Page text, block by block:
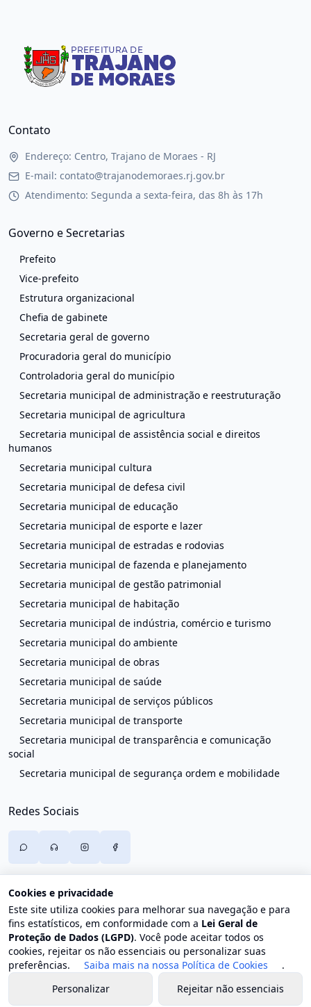
Contato
Endereço: Centro, Trajano de Moraes - RJ
E-mail: contato@trajanodemoraes.rj.gov.br
Atendimento: Segunda a sexta-feira, das 8h às 17h
Governo e Secretarias
Prefeito
Vice-prefeito
Estrutura organizacional
Chefia de gabinete
Secretaria geral de governo
Procuradoria geral do município
Controladoria geral do município
Secretaria municipal de administração e reestruturação
Secretaria municipal de agricultura
Secretaria municipal de assistência social e direitos
humanos
Secretaria municipal cultura
Secretaria municipal de defesa civil
Secretaria municipal de educação
Secretaria municipal de esporte e lazer
Secretaria municipal de estradas e rodovias
Secretaria municipal de fazenda e planejamento
Secretaria municipal de gestão patrimonial
Secretaria municipal de habitação
Secretaria municipal de indústria, comércio e turismo
Secretaria municipal do ambiente
Secretaria municipal de obras
Secretaria municipal de saúde
Secretaria municipal de serviços públicos
Secretaria municipal de transporte
Secretaria municipal de transparência e comunicação
social
Secretaria municipal de segurança ordem e mobilidade
Redes Sociais
© 2026 Prefeitura de Trajano de Moraes. Todos os direitos
Cookies e privacidade
Este site utiliza cookies para melhorar sua navegação e para
fins estatísticos, em conformidade com a Lei Geral de
Proteção de Dados (LGPD). Você pode aceitar todos os
cookies, rejeitar os não essenciais ou personalizar suas
preferências.
Saiba mais na nossa Política de Cookies
.
Personalizar
Rejeitar não essenciais